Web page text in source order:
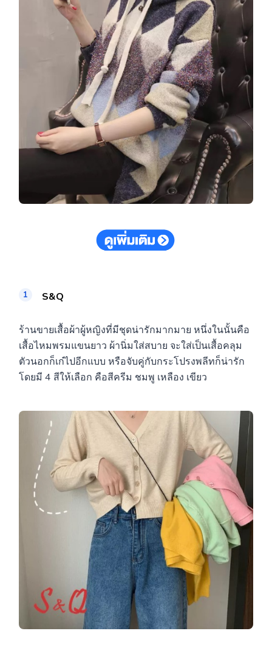
S&Q
ร้านขายเสื้อผ้าผู้หญิงที่มีชุดน่ารักมากมาย หนึ่งในนั้นคือ
เสื้อไหมพรมแขนยาว ผ้านิ่มใส่สบาย จะใส่เป็นเสื้อคลุม
ตัวนอกก็เก๋ไปอีกแบบ หรือจับคู่กับกระโปรงพลีทก็น่ารัก
โดยมี 4 สีให้เลือก คือสีครีม ชมพู เหลือง เขียว